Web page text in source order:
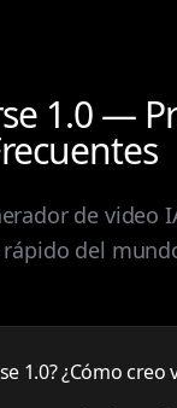
1.0 —
de video
rápido del
1.0? ¿Cómo creo